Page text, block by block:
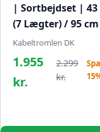
| Sortbejdset | 43
(7 Lægter) / 95 cm
Kabeltromlen DK
1.955
kr.
2.299
kr.